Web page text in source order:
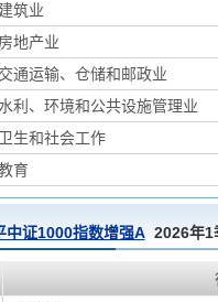
建筑业
房地产业
交通运输、仓储和邮政业
水利、环境和公共设施管理业
卫生和社会工作
育
中证1000指数增强A2026年1